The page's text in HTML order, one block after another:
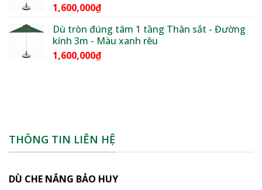
1,600,000₫
Dù tròn đúng tâm 1 tầng Thân sắt - Đường
kính 3m - Màu xanh rêu
1,600,000₫
THÔNG TIN LIÊN HỆ
DÙ CHE NẮNG BẢO HUY